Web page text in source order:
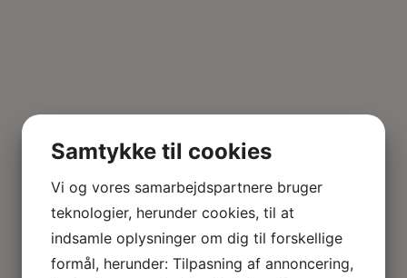
Samtykke til cookies
Vi og vores samarbejdspartnere bruger
teknologier, herunder cookies, til at
indsamle oplysninger om dig til forskellige
formål, herunder: Tilpasning af annoncering,